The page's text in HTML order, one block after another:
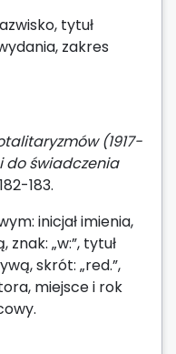
tytuł
zakres
(1917-
do świadczenia
183.
inicjał imienia,
„w:”, tytuł
skrót: „red.”,
miejsce i rok